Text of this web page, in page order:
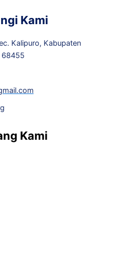
Kami
Kalipuro, Kabupaten
68455
Kami